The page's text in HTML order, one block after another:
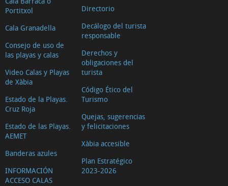
Portitxol
Cala Granadella
Consejo de uso de
las playas y calas
Video Calas y Playas
de Xàbia
Estado de la Playas.
Cruz Roja
Estado de las Playas.
AEMET
Banderas azules
INFORMACIÓN
ACCESO CALAS
Directorio
Decálogo del turista
responsable
Derechos y
obligaciones del
turista
Código Ético del
Turismo
Quejas, sugerencias
y felicitaciones
Xàbia accesible
Plan Estratégico
2023-2026